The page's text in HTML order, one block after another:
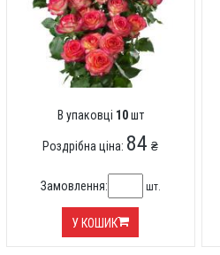
В упаковці 10шт
Роздрібна ціна: 84 ₴
Замовлення: шт.
У КОШИК